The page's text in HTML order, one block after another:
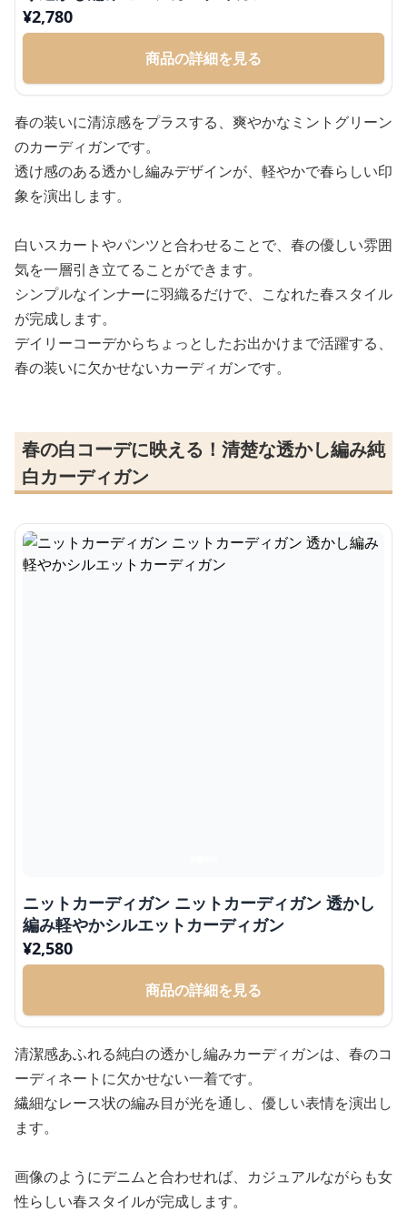
¥2,780
商品の詳細を見る
春の装いに清涼感をプラスする、爽やかなミントグリーン
のカーディガンです。
透け感のある透かし編みデザインが、軽やかで春らしい印
象を演出します。
白いスカートやパンツと合わせることで、春の優しい雰囲
気を一層引き立てることができます。
シンプルなインナーに羽織るだけで、こなれた春スタイル
が完成します。
デイリーコーデからちょっとしたお出かけまで活躍する、
春の装いに欠かせないカーディガンです。
春の白コーデに映える！清楚な透かし編み純
白カーディガン
ニットカーディガン ニットカーディガン 透かし
編み軽やかシルエットカーディガン
¥2,580
商品の詳細を見る
清潔感あふれる純白の透かし編みカーディガンは、春のコ
ーディネートに欠かせない一着です。
繊細なレース状の編み目が光を通し、優しい表情を演出し
ます。
画像のようにデニムと合わせれば、カジュアルながらも女
性らしい春スタイルが完成します。